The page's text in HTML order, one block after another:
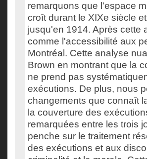
remarquons que l'espace
croît durant le XIXe siècle
jusqu'en 1914. Après cette
comme l'accessibilité aux
Montréal. Cette analyse
Brown en montrant que la
ne prend pas
exécutions. De plus, nous
changements que connaît
la couverture des
remarquées entre les trois
penche sur le traitement
des exécutions et aux